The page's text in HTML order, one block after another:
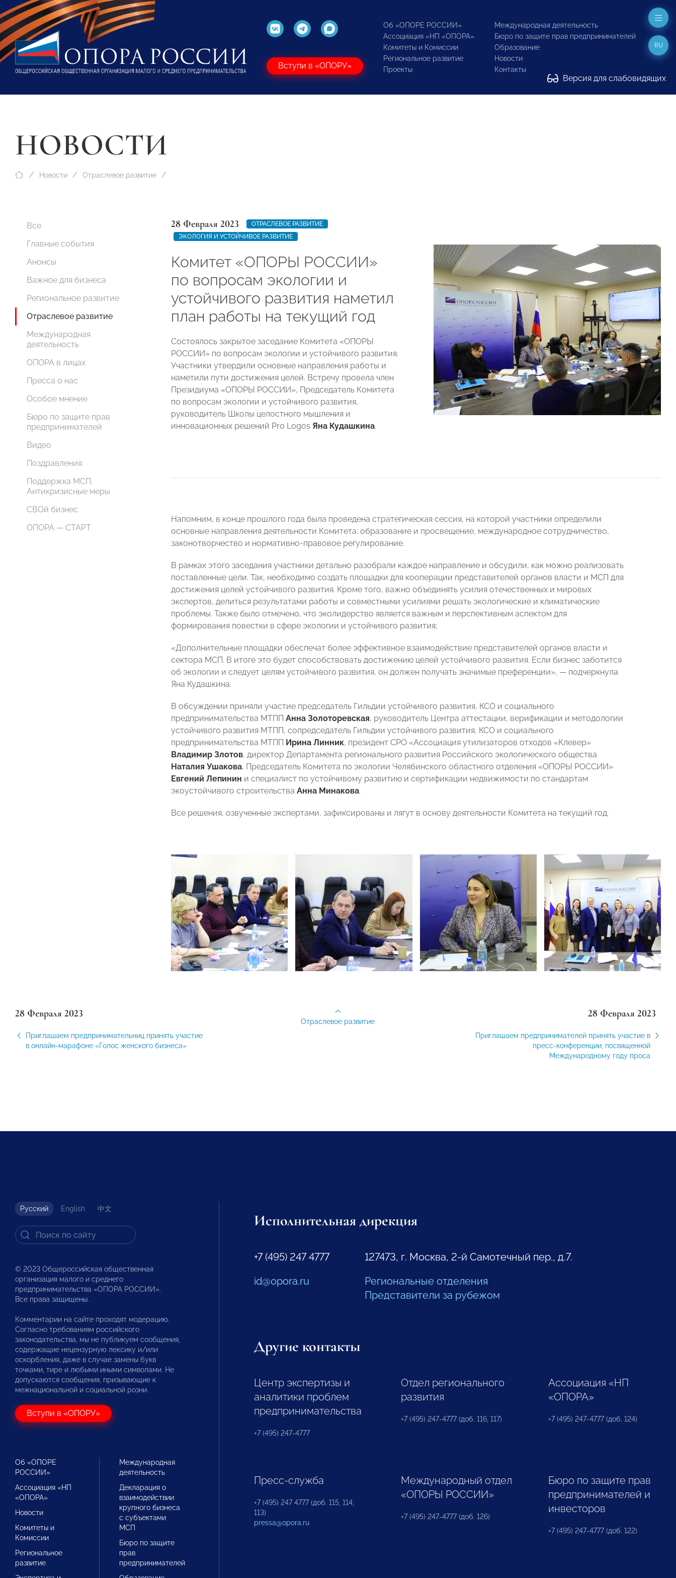
Вступи в «ОПОРУ»
Об «ОПОРЕ РОССИИ»
Ассоциация «НП «ОПОРА»
Комитеты и Комиссии
Региональное развитие
Проекты
Международная деятельность
Бюро по защите прав предпринимателей
Образование
Новости
Контакты
Версия для слабовидящих
RU
НОВОСТИ
Новости Отраслевое развитие
Все
Главные события
Анонсы
Важное для бизнеса
Региональное развитие
Отраслевое развитие
Международная
деятельность
ОПОРА в лицах
Пресса о нас
Особое мнение
Бюро по защите прав
предпринимателей
Видео
Поздравления
Поддержка МСП.
Антикризисные меры
СВОй бизнес
ОПОРА — СТАРТ
28 Февраля 2023
ОТРАСЛЕВОЕ РАЗВИТИЕ
ЭКОЛОГИЯ И УСТОЙЧИВОЕ РАЗВИТИЕ
Комитет «ОПОРЫ РОССИИ»
по вопросам экологии и
устойчивого развития наметил
план работы на текущий год
Состоялось закрытое заседание Комитета «ОПОРЫ
РОССИИ» по вопросам экологии и устойчивого развития.
Участники утвердили основные направления работы и
наметили пути достижения целей. Встречу провела член
Президиума «ОПОРЫ РОССИИ», Председатель Комитета
по вопросам экологии и устойчивого развития,
руководитель Школы целостного мышления и
инновационных решений Pro Logos Яна Кудашкина.
Напомним, в конце прошлого года была проведена стратегическая сессия, на которой участники определили
основные направления деятельности Комитета: образование и просвещение, международное сотрудничество,
законотворчество и нормативно-правовое регулирование.
В рамках этого заседания участники детально разобрали каждое направление и обсудили, как можно реализовать
поставленные цели. Так, необходимо создать площадки для кооперации представителей органов власти и МСП для
достижения целей устойчивого развития. Кроме того, важно объединять усилия отечественных и мировых
экспертов, делиться результатами работы и совместными усилиями решать экологические и климатические
проблемы. Также было отмечено, что эколидерство является важным и перспективным аспектом для
формирования повестки в сфере экологии и устойчивого развития;
«Дополнительные площадки обеспечат более эффективное взаимодействие представителей органов власти и
сектора МСП. В итоге это будет способствовать достижению целей устойчивого развития. Если бизнес заботится
об экологии и следует целям устойчивого развития, он должен получать значимые преференции», — подчеркнула
Яна Кудашкина.
В обсуждении приняли участие председатель Гильдии устойчивого развития, КСО и социального
предпринимательства МТПП Анна Золоторевская, руководитель Центра аттестации, верификации и методологии
устойчивого развития МТПП, сопредседатель Гильдии устойчивого развития, КСО и социального
предпринимательства МТПП Ирина Линник, президент СРО «Ассоциация утилизаторов отходов «Клевер»
Владимир Злотов, директор Департамента регионального развития Российского экологического общества
Наталия Ушакова, Председатель Комитета по экологии Челябинского областного отделения «ОПОРЫ РОССИИ»
Евгений Лепинин и специалист по устойчивому развитию и сертификации недвижимости по стандартам
экоустойчивого строительства Анна Минакова.
Все решения, озвученные экспертами, зафиксированы и лягут в основу деятельности Комитета на текущий год.
28 Февраля 2023
Приглашаем предпринимательниц принять участие
в онлайн-марафоне «Голос женского бизнеса»
28 Февраля 2023
Приглашаем предпринимателей принять участие в
пресс-конференции, посвященной
Международному году проса
Отраслевое развитие
Русский English 中文
© 2023 Общероссийская общественная
организация малого и среднего
предпринимательства «ОПОРА РОССИИ».
Все права защищены.
Комментарии на сайте проходят модерацию.
Согласно требованиям российского
законодательства, мы не публикуем сообщения,
содержащие нецензурную лексику и/или
оскорбления, даже в случае замены букв
точками, тире и любыми иными символами. Не
допускаются сообщения, призывающие к
межнациональной и социальной розни.
Вступи в «ОПОРУ»
Об «ОПОРЕ
РОССИИ»
Ассоциация «НП
«ОПОРА»
Новости
Комитеты и
Комиссии
Региональное
развитие
Международная
деятельность
Декларация о
взаимодействии
крупного бизнеса
с субъектами
МСП
Бюро по защите
прав
предпринимателей
Исполнительная дирекция
+7 (495) 247 4777
id@opora.ru
127473, г. Москва, 2-й Самотечный пер., д.7.
Региональные отделения
Представители за рубежом
Другие контакты
Центр экспертизы и
аналитики проблем
предпринимательства
+7 (495) 247-4777
Отдел регионального
развития
+7 (495) 247-4777 (доб. 116, 117)
Ассоциация «НП
«ОПОРА»
+7 (495) 247-4777 (доб. 124)
Пресс-служба
+7 (495) 247 4777 (доб. 115, 114,
113)
pressa@opora.ru
Международный отдел
«ОПОРЫ РОССИИ»
+7 (495) 247-4777 (доб. 126)
Бюро по защите прав
предпринимателей и
инвесторов
+7 (495) 247-4777 (доб. 122)